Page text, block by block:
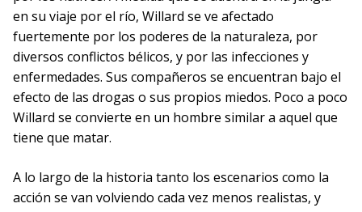
en su viaje por el río, Willard se ve afectado
fuertemente por los poderes de la naturaleza, por
diversos conflictos bélicos, y por las infecciones y
enfermedades. Sus compañeros se encuentran bajo el
efecto de las drogas o sus propios miedos. Poco a poco
Willard se convierte en un hombre similar a aquel que
tiene que matar.
A lo largo de la historia tanto los escenarios como la
acción se van volviendo cada vez menos realistas, y